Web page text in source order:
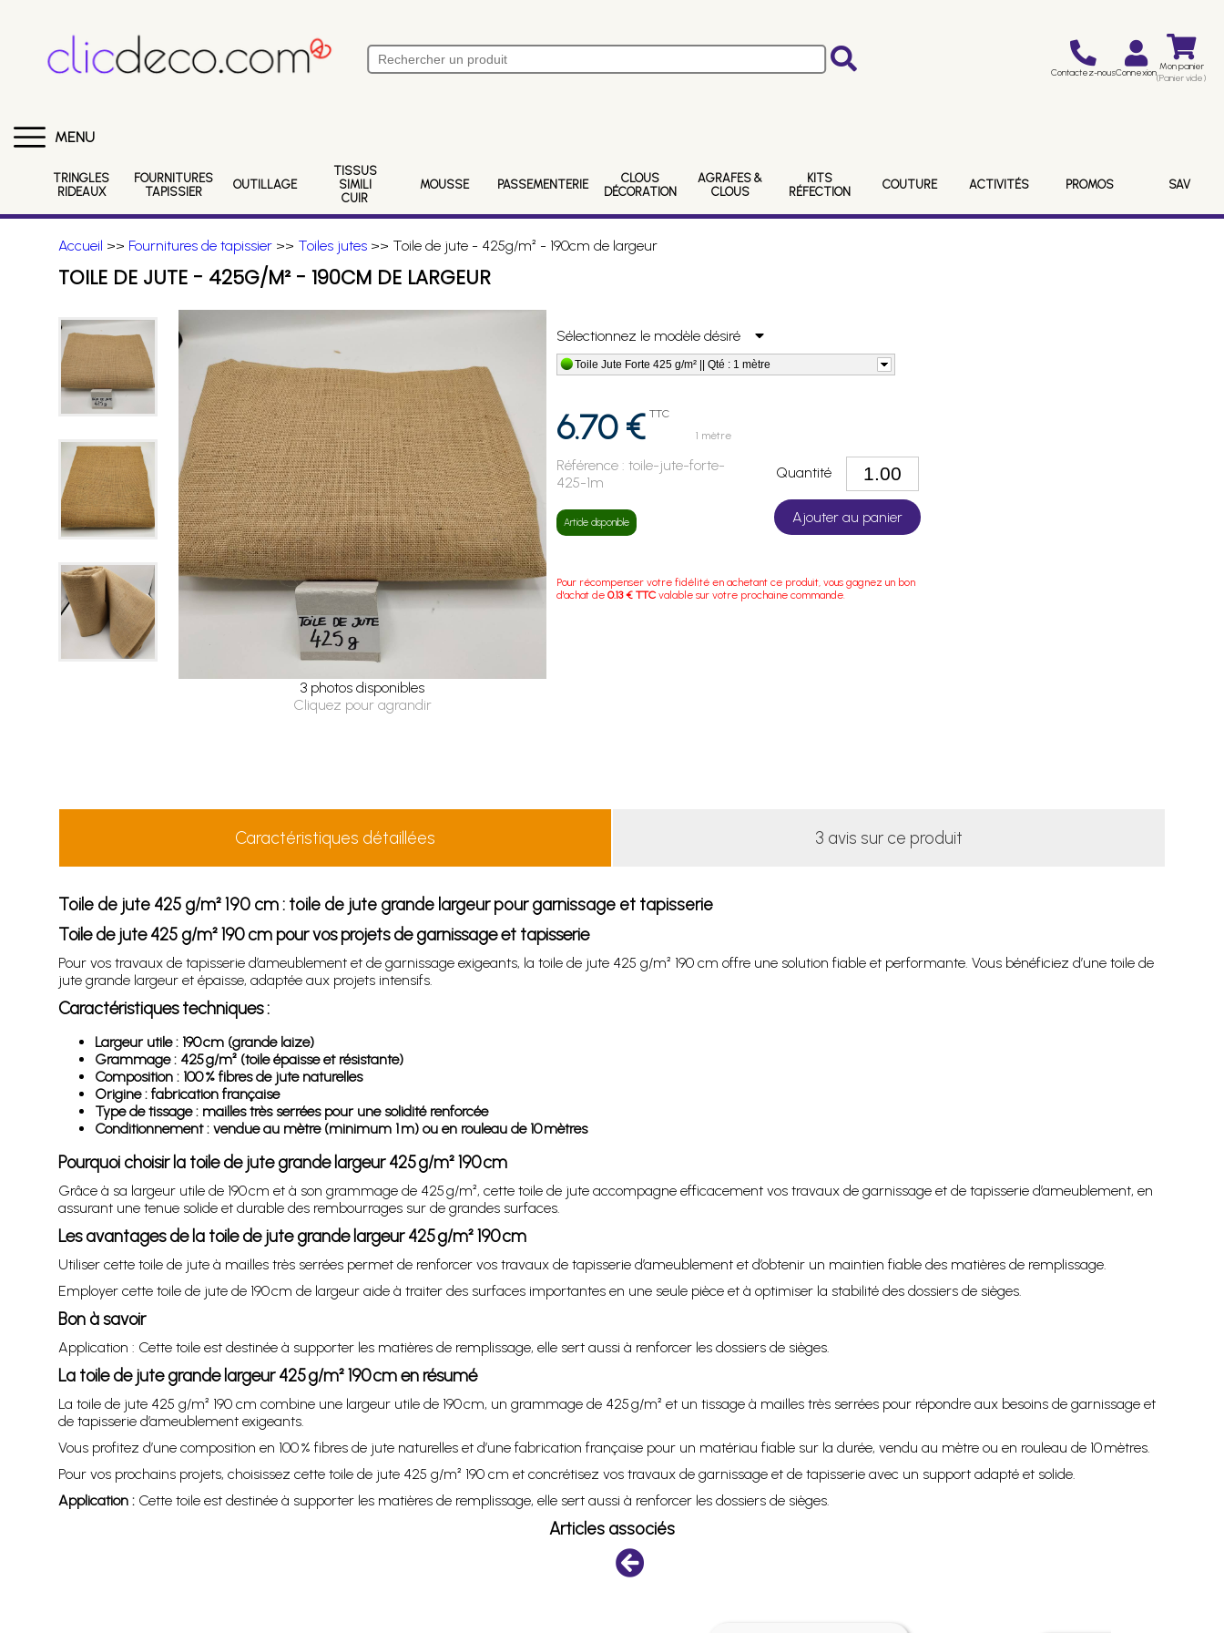
Contactez-nousConnexion Mon panier
(Panier vide)
MENU
TRINGLES
RIDEAUX
FOURNITURES
TAPISSIER
OUTILLAGE
TISSUS
SIMILI
CUIR
MOUSSE PASSEMENTERIE
CLOUS
DÉCORATION
AGRAFES &
CLOUS
KITS
RÉFECTION
COUTURE ACTIVITÉS PROMOS SAV
Accueil >> Fournitures de tapissier>> Toiles jutes>> Toile de jute - 425g/m² - 190cm de largeur
TOILE DE JUTE - 425G/M² - 190CM DE LARGEUR
3 photos disponibles
Cliquez pour agrandir
Sélectionnez le modèle désiré
Toile Jute Forte 425 g/m² || Qté : 1 mètre
6.70 € TTC
1 mètre
Référence :toile-jute-forte-
425-1m
Article disponible
Quantité
Ajouter au panier
Pour récompenser votre fidélité en achetant ce produit, vous gagnez un bon
d'achat de0.13 € TTC valable sur votre prochaine commande.
Caractéristiques détaillées 3 avis sur ce produit
Toile de jute 425 g/m² 190 cm : toile de jute grande largeur pour garnissage et tapisserie
Toile de jute 425 g/m² 190 cm pour vos projets de garnissage et tapisserie
Pour vos travaux de tapisserie d’ameublement et de garnissage exigeants, la toile de jute 425 g/m² 190 cm offre une solution fiable et performante. Vous bénéficiez d’une toile de
jute grande largeur et épaisse, adaptée aux projets intensifs.
Caractéristiques techniques :
Largeur utile : 190 cm (grande laize)
Grammage : 425 g/m² (toile épaisse et résistante)
Composition : 100 % fibres de jute naturelles
Origine : fabrication française
Type de tissage : mailles très serrées pour une solidité renforcée
Conditionnement : vendue au mètre (minimum 1 m) ou en rouleau de 10 mètres
Pourquoi choisir la toile de jute grande largeur 425 g/m² 190 cm
Grâce à sa largeur utile de 190 cm et à son grammage de 425 g/m², cette toile de jute accompagne efficacement vos travaux de garnissage et de tapisserie d’ameublement, en
assurant une tenue solide et durable des rembourrages sur de grandes surfaces.
Les avantages de la toile de jute grande largeur 425 g/m² 190 cm
Utiliser cette toile de jute à mailles très serrées permet de renforcer vos travaux de tapisserie d’ameublement et d’obtenir un maintien fiable des matières de remplissage.
Employer cette toile de jute de 190 cm de largeur aide à traiter des surfaces importantes en une seule pièce et à optimiser la stabilité des dossiers de sièges.
Bon à savoir
Application : Cette toile est destinée à supporter les matières de remplissage, elle sert aussi à renforcer les dossiers de sièges.
La toile de jute grande largeur 425 g/m² 190 cm en résumé
La toile de jute 425 g/m² 190 cm combine une largeur utile de 190 cm, un grammage de 425 g/m² et un tissage à mailles très serrées pour répondre aux besoins de garnissage et
de tapisserie d’ameublement exigeants.
Vous profitez d’une composition en 100 % fibres de jute naturelles et d’une fabrication française pour un matériau fiable sur la durée, vendu au mètre ou en rouleau de 10 mètres.
Pour vos prochains projets, choisissez cette toile de jute 425 g/m² 190 cm et concrétisez vos travaux de garnissage et de tapisserie avec un support adapté et solide.
Application :Cette toile est destinée à supporter les matières de remplissage, elle sert aussi à renforcer les dossiers de sièges.
Articles associés